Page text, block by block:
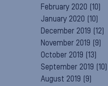
February 2020 (10)
January 2020 (10)
December 2019 (12)
November 2019 (9)
October 2019 (13)
September 2019 (10)
August 2019 (9)